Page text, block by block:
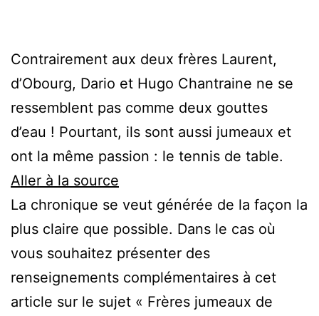
Contrairement aux deux frères Laurent,
d’Obourg, Dario et Hugo Chantraine ne se
ressemblent pas comme deux gouttes
d’eau ! Pourtant, ils sont aussi jumeaux et
ont la même passion : le tennis de table.
Aller à la source
La chronique se veut générée de la façon la
plus claire que possible. Dans le cas où
vous souhaitez présenter des
renseignements complémentaires à cet
article sur le sujet « Frères jumeaux de